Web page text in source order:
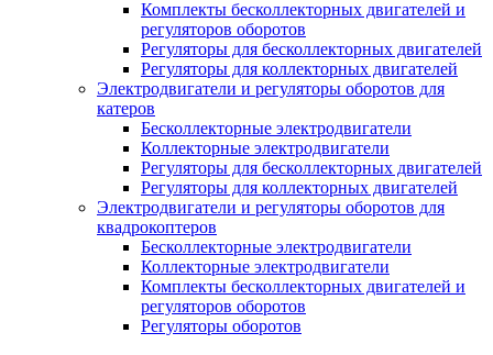
Комплекты бесколлекторных двигателей и
регуляторов оборотов
Регуляторы для бесколлекторных двигателей
Регуляторы для коллекторных двигателей
Электродвигатели и регуляторы оборотов для
катеров
Бесколлекторные электродвигатели
Коллекторные электродвигатели
Регуляторы для бесколлекторных двигателей
Регуляторы для коллекторных двигателей
Электродвигатели и регуляторы оборотов для
квадрокоптеров
Бесколлекторные электродвигатели
Коллекторные электродвигатели
Комплекты бесколлекторных двигателей и
регуляторов оборотов
Регуляторы оборотов